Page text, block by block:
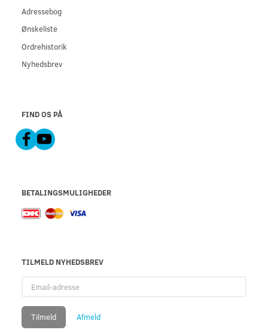
Adressebog
Ønskeliste
Ordrehistorik
Nyhedsbrev
FIND OS PÅ
BETALINGSMULIGHEDER
TILMELD NYHEDSBREV
adresse
Tilmeld Afmeld